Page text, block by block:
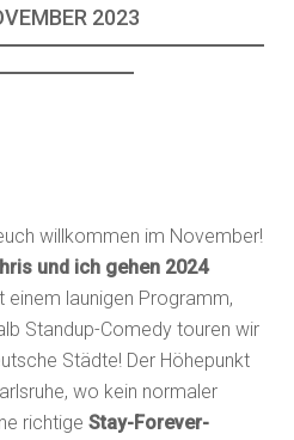
2023
willkommen im November!
und ich gehen 2024
einem launigen Programm,
Standup-Comedy touren wir
Städte! Der Höhepunkt
wo kein normaler
richtige Stay-Forever-